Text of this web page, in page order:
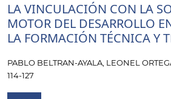
LA VINCULACIÓN CON LA
MOTOR DEL DESARROLLO
LA FORMACIÓN TÉCNICA Y
PABLO BELTRAN-AYALA, LEONEL
114-127